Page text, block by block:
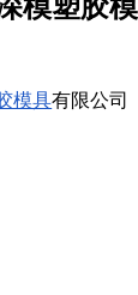
模塑胶
模具有限公司